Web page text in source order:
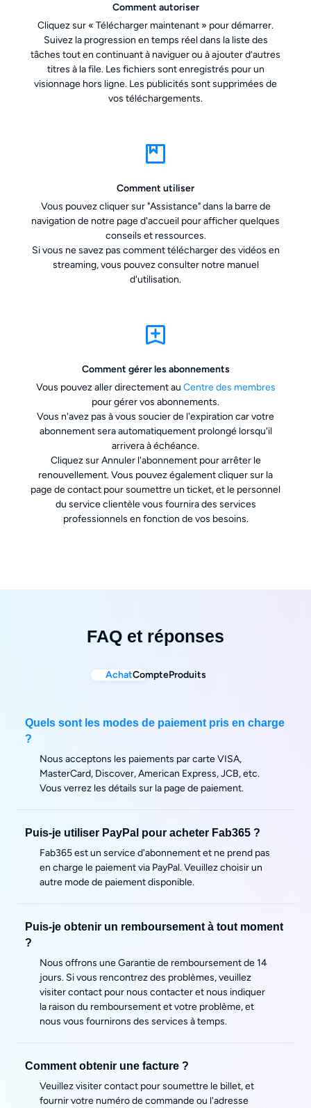
Comment autoriser
Cliquez sur « Télécharger maintenant » pour démarrer.
Suivez la progression en temps réel dans la liste des
tâches tout en continuant à naviguer ou à ajouter d’autres
titres à la file. Les fichiers sont enregistrés pour un
visionnage hors ligne. Les publicités sont supprimées de
vos téléchargements.
Comment utiliser
Vous pouvez cliquer sur "Assistance" dans la barre de
navigation de notre page d'accueil pour afficher quelques
conseils et ressources.
Si vous ne savez pas comment télécharger des vidéos en
streaming, vous pouvez consulter notre manuel
d'utilisation.
Comment gérer les abonnements
Vous pouvez aller directement au Centre des membres
pour gérer vos abonnements.
Vous n'avez pas à vous soucier de l'expiration car votre
abonnement sera automatiquement prolongé lorsqu'il
arrivera à échéance.
Cliquez sur Annuler l'abonnement pour arrêter le
renouvellement. Vous pouvez également cliquer sur la
page de contact pour soumettre un ticket, et le personnel
du service clientèle vous fournira des services
professionnels en fonction de vos besoins.
FAQ et réponses
AchatCompteProduits
Quels sont les modes de paiement pris en charge
?
Nous acceptons les paiements par carte VISA,
MasterCard, Discover, American Express, JCB, etc.
Vous verrez les détails sur la page de paiement.
Puis-je utiliser PayPal pour acheter Fab365 ?
Fab365 est un service d'abonnement et ne prend pas
en charge le paiement via PayPal. Veuillez choisir un
autre mode de paiement disponible.
Puis-je obtenir un remboursement à tout moment
?
Nous offrons une Garantie de remboursement de 14
jours. Si vous rencontrez des problèmes, veuillez
visitercontact pour nous contacter et nous indiquer
la raison du remboursement et votre problème, et
nous vous fournirons des services à temps.
Comment obtenir une facture ?
Veuillez visitercontact pour soumettre le billet, et
fournir votre numéro de commande ou l'adresse